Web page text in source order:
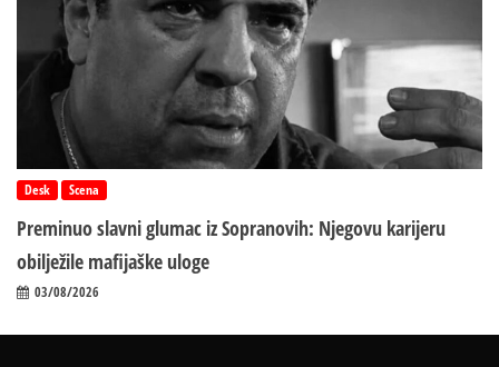
Desk Scena
Preminuo slavni glumac iz Sopranovih: Njegovu karijeru
obilježile mafijaške uloge
03/08/2026